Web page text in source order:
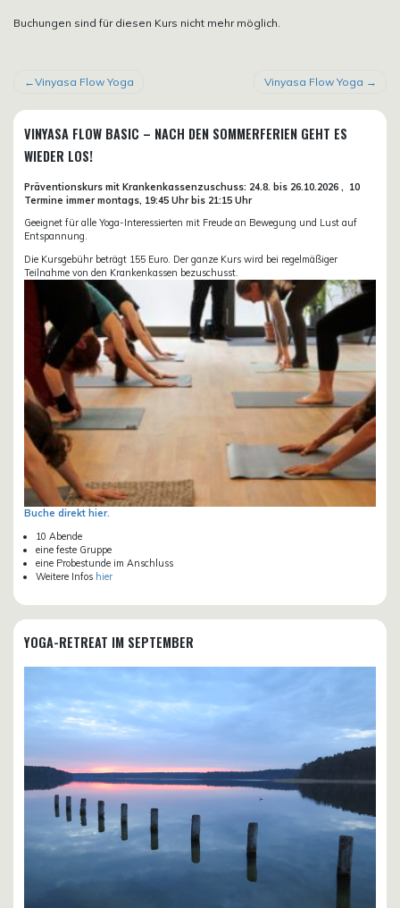
Buchungen sind für diesen Kurs nicht mehr möglich.
BEITRAGSNAVIGATION
Vinyasa Flow Yoga Vinyasa Flow Yoga
VINYASA FLOW BASIC – NACH DEN SOMMERFERIEN GEHT ES
WIEDER LOS!
Präventionskurs mit Krankenkassenzuschuss: 24.8. bis 26.10.2026 , 10
Termine immer montags, 19:45 Uhr bis 21:15 Uhr
Geeignet für alle Yoga-Interessierten mit Freude an Bewegung und Lust auf
Entspannung.
Die Kursgebühr beträgt 155 Euro. Der ganze Kurs wird bei regelmäßiger
Teilnahme von den Krankenkassen bezuschusst.
Buche direkt hier.
10 Abende
eine feste Gruppe
eine Probestunde im Anschluss
Weitere Infos hier
YOGA-RETREAT IM SEPTEMBER